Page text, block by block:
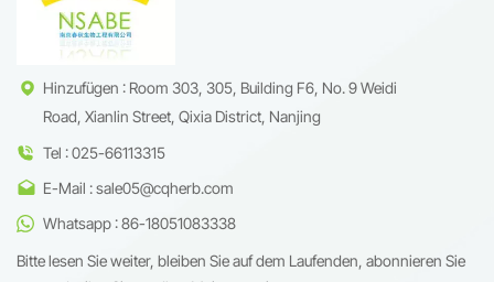
Hinzufügen : Room 303, 305, Building F6, No. 9 Weidi
Road, Xianlin Street, Qixia District, Nanjing
Tel : 025-66113315
E-Mail : sale05@cqherb.com
Whatsapp : 86-18051083338
Bitte lesen Sie weiter, bleiben Sie auf dem Laufenden, abonnieren Sie